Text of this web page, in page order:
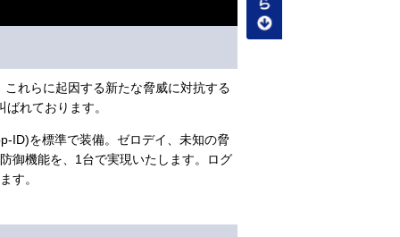
れらに起因する新たな脅威に対抗する
れております。
ID)を標準で装備。ゼロデイ、未知の脅
御機能を、1台で実現いたします。ログ
す。